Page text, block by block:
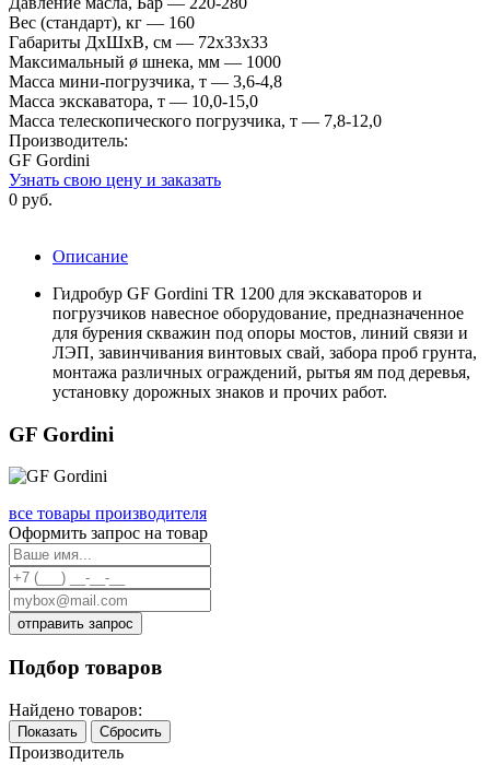
Вес (стандарт), кг — 160
Габариты ДхШхВ, см — 72х33х33
Максимальный ø шнека, мм — 1000
Масса мини-погрузчика, т — 3,6-4,8
Масса экскаватора, т — 10,0-15,0
Масса телескопического погрузчика, т — 7,8-12,0
Производитель:
GF Gordini
Узнать свою цену и заказать
0 руб.
Описание
Гидробур GF Gordini TR 1200 для экскаваторов и
погрузчиков навесное оборудование, предназначенное
для бурения скважин под опоры мостов, линий связи и
ЛЭП, завинчивания винтовых свай, забора проб грунта,
монтажа различных ограждений, рытья ям под деревья,
установку дорожных знаков и прочих работ.
GF Gordini
все товары производителя
Оформить запрос на товар
отправить запрос
Подбор товаров
Найдено товаров:
Показать Сбросить
Производитель